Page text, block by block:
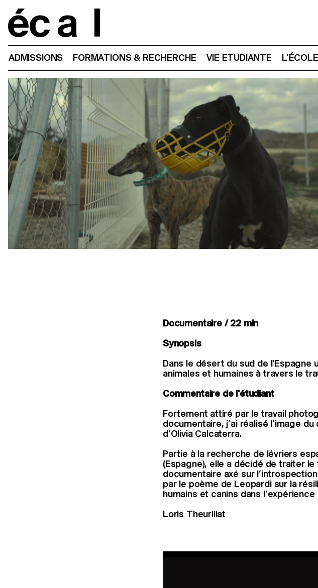
ADMISSIONS FORMATIONS & RECHERCHE VIE ETUDIANTE L’ÉCOLE
Documentaire / 22 min
Synopsis
Dans le désert du sud de
animales et humaines à travers le
Commentaire de l'étudiant
Fortement attiré par le travail
documentaire, j’ai réalisé l’image
d’Olivia Calcaterra.
Partie à la recherche de lévriers
(Espagne), elle a décidé de traiter
documentaire axé sur
par le poème de Leopardi sur la
humains et canins dans
Loris Theurillat